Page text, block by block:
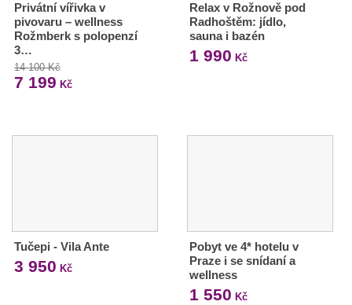
Privátní vířivka v
pivovaru – wellness
Rožmberk s polopenzí
3…
14 100 Kč
7 199 Kč
Relax v Rožnově pod
Radhoštěm: jídlo,
sauna i bazén
1 990 Kč
Tučepi - Vila Ante
3 950 Kč
Pobyt ve 4* hotelu v
Praze i se snídaní a
wellness
1 550 Kč